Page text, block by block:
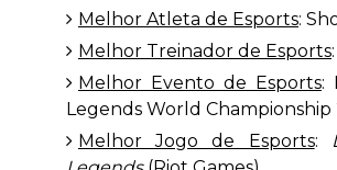
Melhor Atleta de Esports:
Melhor Treinador de Esports
Melhor Evento de Esports:
Legends World Championship
Melhor Jogo de Esports: